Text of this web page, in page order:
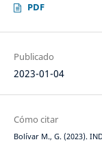
PDF
Publicado
2023-01-04
Cómo citar
Bolívar M., G. (2023).